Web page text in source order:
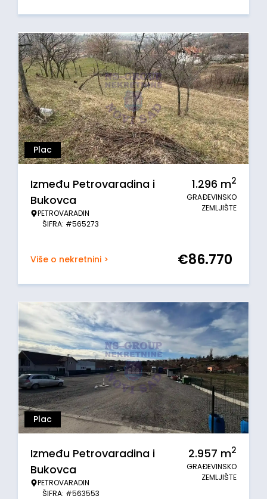
Plac
Između Petrovaradina i
Bukovca
PETROVARADIN
ŠIFRA: #565273
1.296 m2
GRAĐEVINSKO
ZEMLJIŠTE
Više o nekretnini > €86.770
Plac
Između Petrovaradina i
Bukovca
PETROVARADIN
ŠIFRA: #563553
2.957 m2
GRAĐEVINSKO
ZEMLJIŠTE